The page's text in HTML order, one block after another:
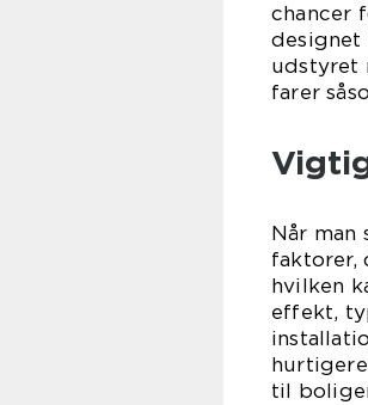
chancer
udstyret
farer
Når man
faktorer,
hvilken
effekt,
til